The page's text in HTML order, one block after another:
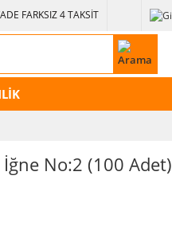
FARKSIZ 4 TAKSİT
No:2 (100 Adet)